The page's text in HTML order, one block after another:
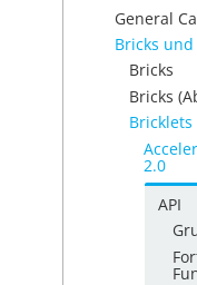
General
Bricks
Bricks
Bricks
Bricklets
2.0
API